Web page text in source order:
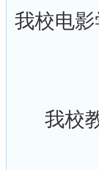
我校电
我校